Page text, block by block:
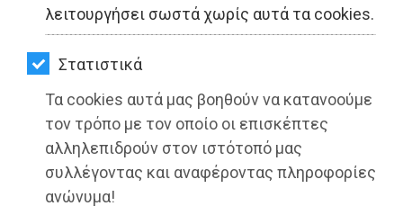
λειτουργήσει σωστά χωρίς αυτά τα cookies.
Στατιστικά
Τα cookies αυτά μας βοηθούν να κατανοούμε
τον τρόπο με τον οποίο οι επισκέπτες
αλληλεπιδρούν στον ιστότοπό μας
συλλέγοντας και αναφέροντας πληροφορίες
ανώνυμα!
ΥΓΕΙΑ
LIFESTYLE
ΤΑΞΙΔΙΑ
ΕΞΟΔΟΣ
ΠΕΡΙΒΑΛΛΟΝ